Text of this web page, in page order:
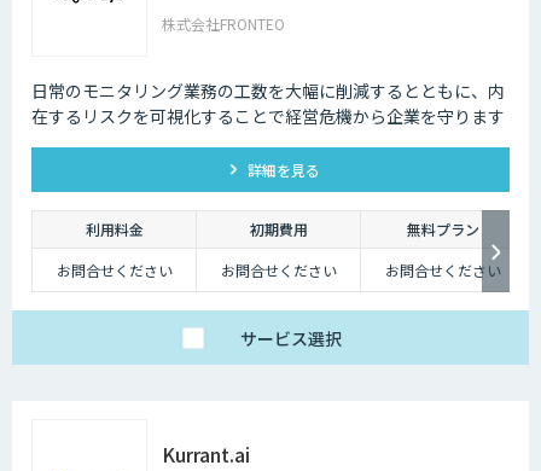
株式会社FRONTEO
日常のモニタリング業務の工数を大幅に削減するとともに、内
在するリスクを可視化することで経営危機から企業を守ります
詳細を見る
利用料金 初期費用
無料プラン
お問合せください
お問合せください お問合せください
サービス選択
Kurrant.ai